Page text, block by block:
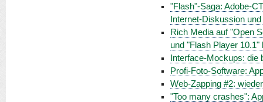
"Flash"-Saga: Adobe-
Internet-Diskussion
Rich Media auf "Open
und "Flash Player
Interface-Mockups:
Profi-Foto-Software:
Web-Zapping #2:
"Too many crashes":